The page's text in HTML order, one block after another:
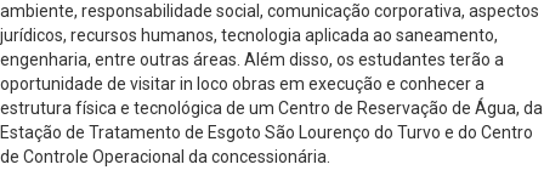
ambiente, responsabilidade social, comunicação corporativa, aspectos
jurídicos, recursos humanos, tecnologia aplicada ao saneamento,
engenharia, entre outras áreas. Além disso, os estudantes terão a
oportunidade de visitar in loco obras em execução e conhecer a
estrutura física e tecnológica de um Centro de Reservação de Água, da
Estação de Tratamento de Esgoto São Lourenço do Turvo e do Centro
de Controle Operacional da concessionária.